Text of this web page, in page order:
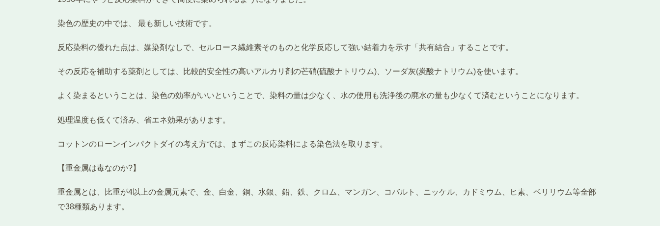
染色の歴史の中では、 最も新しい技術です。
反応染料の優れた点は、媒染剤なしで、セルロース繊維素そのものと化学反応して強い結着力を示す「共有結合」することです。
その反応を補助する薬剤としては、比較的安全性の高いアルカリ剤の芒硝(硫酸ナトリウム)、ソーダ灰(炭酸ナトリウム)を使います。
よく染まるということは、染色の効率がいいということで、染料の量は少なく、水の使用も洗浄後の廃水の量も少なくて済むということになります。
処理温度も低くて済み、省エネ効果があります。
コットンのローンインパクトダイの考え方では、まずこの反応染料による染色法を取ります。
【重金属は毒なのか?】
重金属とは、比重が4以上の金属元素で、金、白金、銅、水銀、鉛、鉄、クロム、マンガン、コバルト、ニッケル、カドミウム、ヒ素、ベリリウム等全部
で38種類あります。